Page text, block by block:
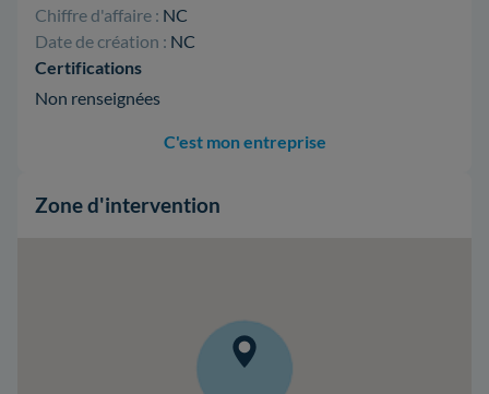
Chiffre d'affaire : NC
Date de création : NC
Certifications
Non renseignées
C'est mon entreprise
Zone d'intervention